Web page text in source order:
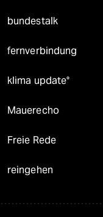
bundestalk
fernverbindung
klima update°
Mauerecho
Freie Rede
reingehen